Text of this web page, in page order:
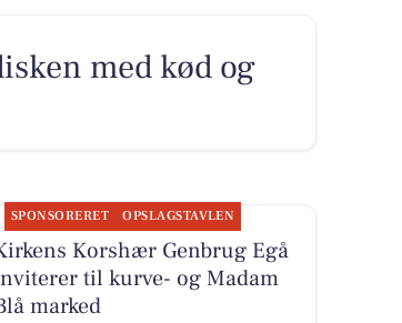
med kød og
SPONSORERET OPSLAGSTAVLEN
Korshær Genbrug Egå
til kurve- og Madam
marked